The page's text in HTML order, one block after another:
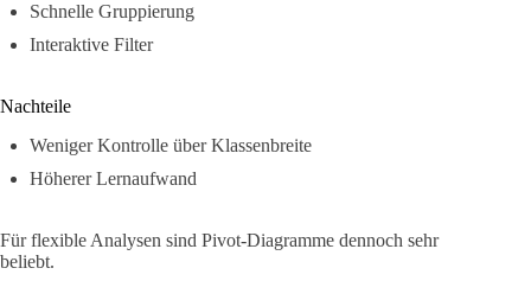
Schnelle Gruppierung
Interaktive Filter
Nachteile
Weniger Kontrolle über Klassenbreite
Höherer Lernaufwand
Für flexible Analysen sind Pivot-Diagramme dennoch sehr
beliebt.